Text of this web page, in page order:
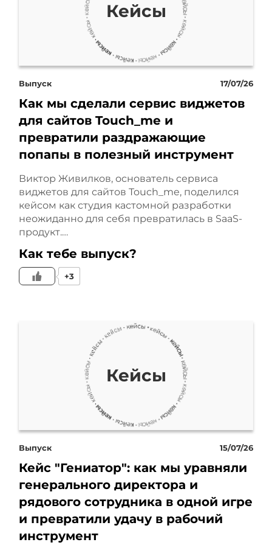
аудиторией, что
рассказать о себе, как
рассказать о себе, кто
меня будет слушать, а что
именно сказать, ну и так
далее. Поэтому Елизавета
офлайн, и это всегда
сопрягалось с тем, что
нечего было рассказать.
Мы составили эту
кстати, сейчас можно
увидеть ее, такую
расширенную ее версию,
в закрепе на канале
естественно, когда мы
встречаемся на каком-то
незнакомом мероприятии
Кейсы
Выпуск 17/07/26
Как мы сделали сервис виджетов
для сайтов Touch_me и
превратили раздражающие
попапы в полезный инструмент
Виктор Живилков, основатель сервиса
виджетов для сайтов Touch_me, поделился
кейсом как студия кастомной разработки
неожиданно для себя превратилась в SaaS-
продукт.…
Как тебе выпуск?
+3
Кейсы
Выпуск 15/07/26
Кейс "Гениатор": как мы уравняли
генерального директора и
рядового сотрудника в одной игре
и превратили удачу в рабочий
инструмент